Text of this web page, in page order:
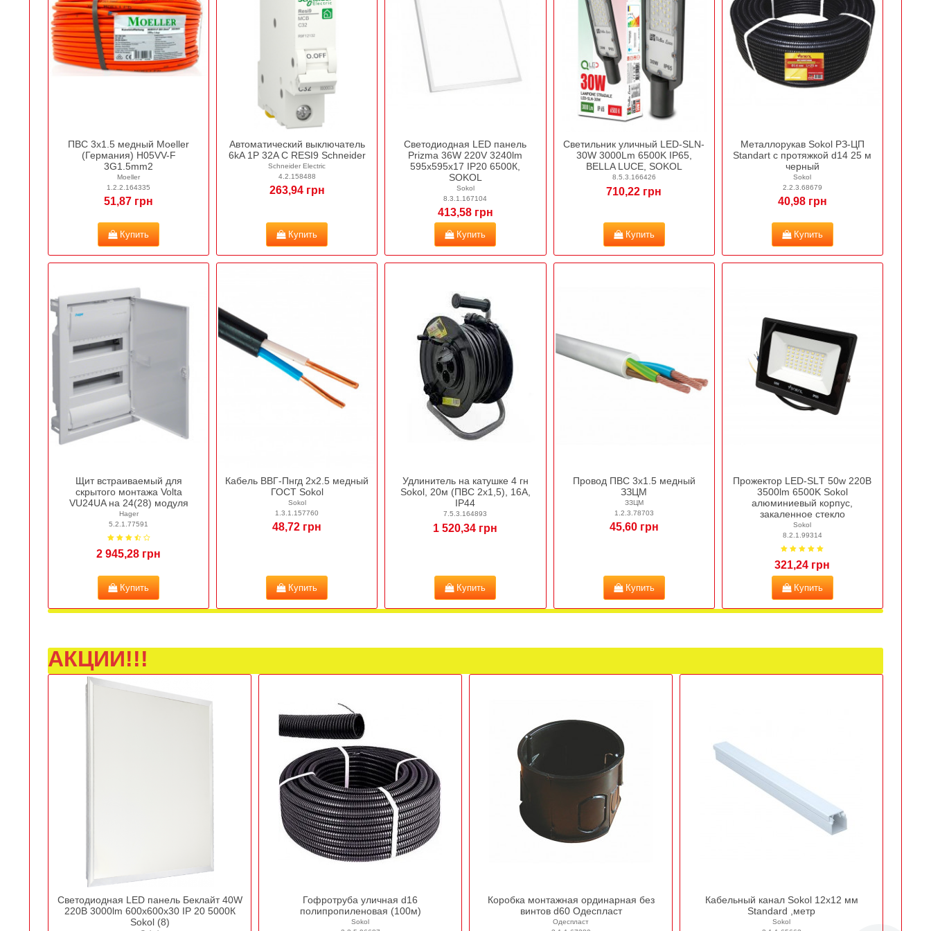
ПВС 3х1.5 медный Moeller
(Германия) H05VV-F
3G1.5mm2
Moeller
1.2.2.164335
51,87 грн
Купить
Автоматический выключатель
6kA 1P 32A C RESI9 Schneider
Schneider Electric
4.2.158488
263,94 грн
Купить
Светодиодная LED панель
Prizma 36W 220V 3240lm
595х595х17 IP20 6500К,
SOKOL
Sokol
8.3.1.167104
413,58 грн
Купить
Светильник уличный LED-SLN-
30W 3000Lm 6500K IP65,
BELLA LUCE, SOKOL
8.5.3.166426
710,22 грн
Купить
Металлорукав Sokol РЗ-ЦП
Standart c протяжкой d14 25 м
черный
Sokol
2.2.3.68679
40,98 грн
Купить
Щит встраиваемый для
скрытого монтажа Volta
VU24UA на 24(28) модуля
Hager
5.2.1.77591
2 945,28 грн
Купить
Кабель ВВГ-Пнгд 2х2.5 медный
ГОСТ Sokol
Sokol
1.3.1.157760
48,72 грн
Купить
Удлинитель на катушке 4 гн
Sokol, 20м (ПВС 2х1,5), 16А,
IP44
7.5.3.164893
1 520,34 грн
Купить
Провод ПВС 3х1.5 медный
ЗЗЦМ
ЗЗЦМ
1.2.3.78703
45,60 грн
Купить
Прожектор LED-SLТ 50w 220В
3500lm 6500K Sokol
алюминиевый корпус,
закаленное стекло
Sokol
8.2.1.99314
321,24 грн
Купить
АКЦИИ!!!
Светодиодная LED панель Беклайт 40W
220В 3000lm 600х600х30 IP 20 5000К
Sokol (8)
Гофротруба уличная d16
полипропиленовая (100м)
Sokol
Коробка монтажная ординарная без
винтов d60 Одеспласт
Одеспласт
Кабельный канал Sokol 12х12 мм
Standard ,метр
Sokol